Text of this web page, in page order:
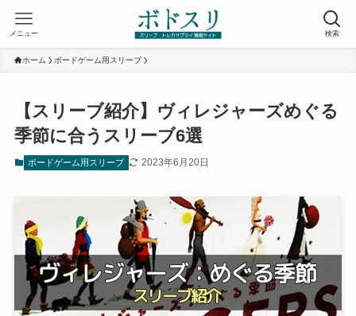
検索
メニュー
ホーム ボードゲーム用スリーブ
【スリーブ紹介】ヴィレジャーズめぐる
季節に合うスリーブ6選
ボードゲーム用スリーブ 2023年6月20日